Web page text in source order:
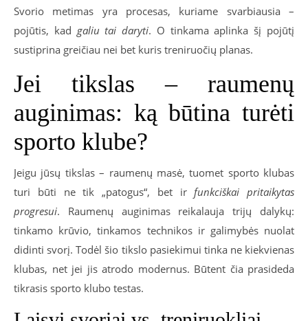
Svorio metimas yra procesas, kuriame svarbiausia –
pojūtis, kad galiu tai daryti. O tinkama aplinka šį pojūtį
sustiprina greičiau nei bet kuris treniruočių planas.
Jei tikslas – raumenų
auginimas: ką būtina turėti
sporto klube?
Jeigu jūsų tikslas – raumenų masė, tuomet sporto klubas
turi būti ne tik „patogus“, bet ir funkciškai pritaikytas
progresui. Raumenų auginimas reikalauja trijų dalykų:
tinkamo krūvio, tinkamos technikos ir galimybės nuolat
didinti svorį. Todėl šio tikslo pasiekimui tinka ne kiekvienas
klubas, net jei jis atrodo modernus. Būtent čia prasideda
tikrasis sporto klubo testas.